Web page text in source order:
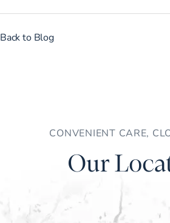
Back to Blog
CONVENIENT CARE,
Our